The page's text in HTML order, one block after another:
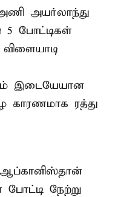
அயர்லாந்து
5 போட்டிகள்
இடையேயான
காரணமாக ரத்து
நேற்று